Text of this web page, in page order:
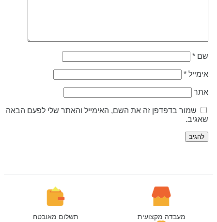
*
*
שמור בדפדפן זה את השם, האימייל והאתר שלי לפעם הבאה
מעבדה מקצועית תשלום מאובטח